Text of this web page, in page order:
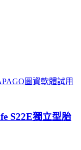
圖資軟體試用
S22E獨立型胎